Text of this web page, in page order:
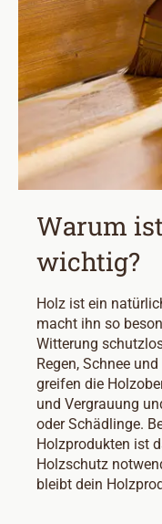
Warum
wichtig?
Holz ist ein
macht ihn so
Witterung
Regen, Schnee
greifen die
und Vergrauung
oder Schädlinge.
Holzprodukten ist
Holzschutz
bleibt dein